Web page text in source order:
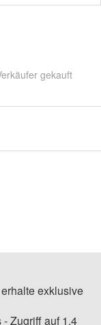
gekauft
exklusive
Zugriff auf 1,4